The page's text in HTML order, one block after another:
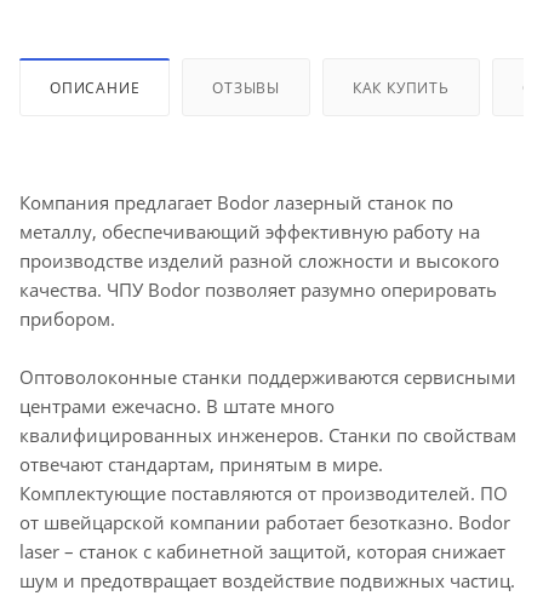
ОПИСАНИЕ ОТЗЫВЫ КАК КУПИТЬ
Компания предлагает Bodor лазерный станок по
металлу, обеспечивающий эффективную работу на
производстве изделий разной сложности и высокого
качества. ЧПУ Bodor позволяет разумно оперировать
прибором.
Оптоволоконные станки поддерживаются сервисными
центрами ежечасно. В штате много
квалифицированных инженеров. Станки по свойствам
отвечают стандартам, принятым в мире.
Комплектующие поставляются от производителей. ПО
от швейцарской компании работает безотказно. Bodor
laser – станок с кабинетной защитой, которая снижает
шум и предотвращает воздействие подвижных частиц.